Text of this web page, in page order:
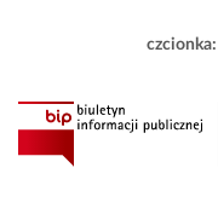
czcionka: